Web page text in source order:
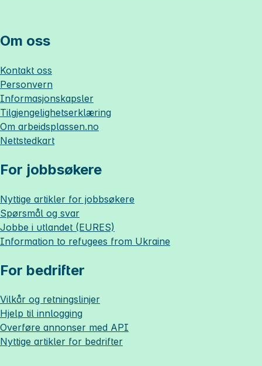
Om oss
Kontakt oss
Personvern
Informasjonskapsler
Tilgjengelighetserklæring
Om arbeidsplassen.no
Nettstedkart
For jobbsøkere
Nyttige artikler for jobbsøkere
Spørsmål og svar
Jobbe i utlandet (EURES)
Information to refugees from Ukraine
For bedrifter
Vilkår og retningslinjer
Hjelp til innlogging
Overføre annonser med API
Nyttige artikler for bedrifter